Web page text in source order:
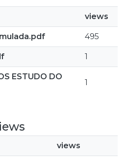
views
495
1
ESTUDO DO
1
views